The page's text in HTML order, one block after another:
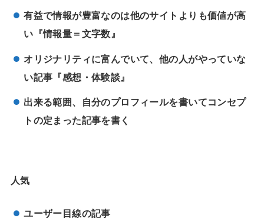
有益で情報が豊富なのは他のサイトよりも価値が高
い『情報量＝文字数』
オリジナリティに富んでいて、他の人がやっていな
い記事『感想・体験談』
出来る範囲、自分のプロフィールを書いてコンセプ
トの定まった記事を書く
人気
ユーザー目線の記事